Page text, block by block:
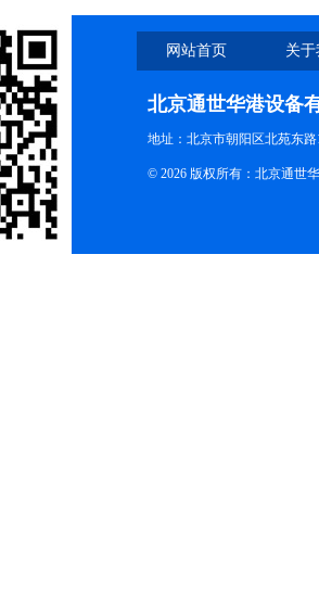
网站首页 关
北京通世华港设备
地址：北京市朝阳区北苑东路
© 2026 版权所有：北京通世